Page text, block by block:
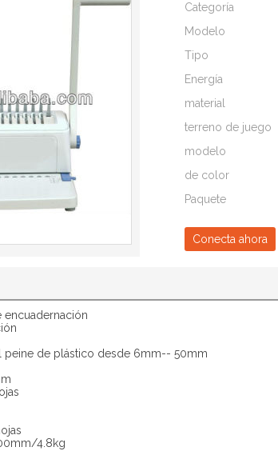
Categoría
Modelo
Tipo
Energía
material
terreno de juego
modelo
de color
Paquete
Conecta ahora
encuadernación
peine de plástico desde 6mm-- 50mm
4.8kg